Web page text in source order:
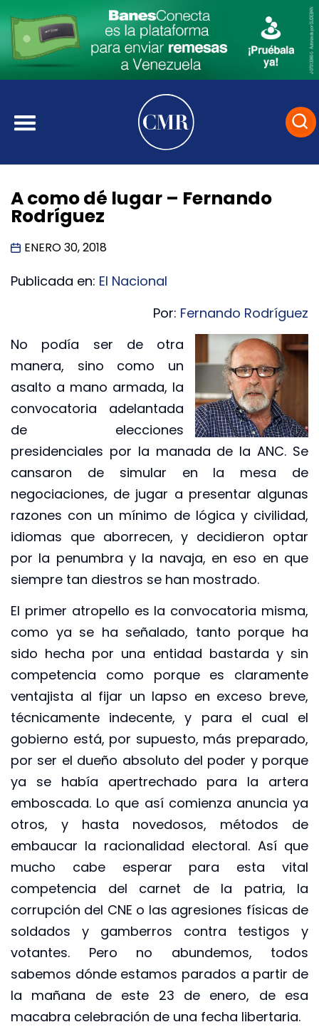
A como dé lugar – Fernando
Rodríguez
ENERO 30, 2018
Publicada en: El Nacional
Por: Fernando Rodríguez
No podía ser de otra
manera, sino como un
asalto a mano armada, la
convocatoria adelantada
de elecciones
presidenciales por la manada de la ANC. Se
cansaron de simular en la mesa de
negociaciones, de jugar a presentar algunas
razones con un mínimo de lógica y civilidad,
idiomas que aborrecen, y decidieron optar
por la penumbra y la navaja, en eso en que
siempre tan diestros se han mostrado.
El primer atropello es la convocatoria misma,
como ya se ha señalado, tanto porque ha
sido hecha por una entidad bastarda y sin
competencia como porque es claramente
ventajista al fijar un lapso en exceso breve,
técnicamente indecente, y para el cual el
gobierno está, por supuesto, más preparado,
por ser el dueño absoluto del poder y porque
ya se había apertrechado para la artera
emboscada. Lo que así comienza anuncia ya
otros, y hasta novedosos, métodos de
embaucar la racionalidad electoral. Así que
mucho cabe esperar para esta vital
competencia del carnet de la patria, la
corrupción del CNE o las agresiones físicas de
soldados y gamberros contra testigos y
votantes. Pero no abundemos, todos
sabemos dónde estamos parados a partir de
la mañana de este 23 de enero, de esa
macabra celebración de una fecha libertaria.